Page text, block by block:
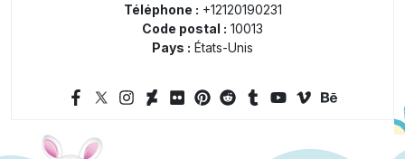
Téléphone : +12120190231
Code postal : 10013
Pays : États-Unis